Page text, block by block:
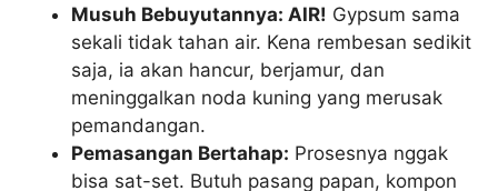
Musuh Bebuyutannya: AIR! Gypsum sama
sekali tidak tahan air. Kena rembesan sedikit
saja, ia akan hancur, berjamur, dan
meninggalkan noda kuning yang merusak
pemandangan.
Pemasangan Bertahap: Prosesnya nggak
bisa sat-set. Butuh pasang papan, kompon